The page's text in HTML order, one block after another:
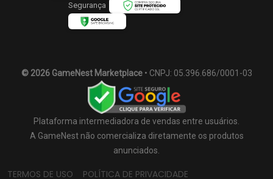
Segurança
© 2026 GameNest Marketplace• CNPJ: 05.396.686/0001-03
Plataforma intermediadora de vendas entre usuários.
A GameNest não comercializa diretamente os produtos
anunciados.
TERMOS DE USO POLÍTICA DE PRIVACIDADE